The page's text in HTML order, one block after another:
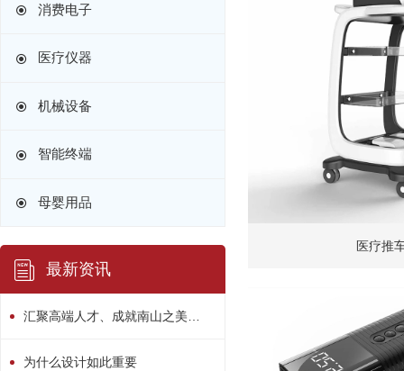
消费电子
医疗仪器
机械设备
智能终端
母婴用品
最新资讯
汇聚高端人才、成就南山之美！南山区“人才日”系列活动精彩绽放
为什么设计如此重要
医疗推